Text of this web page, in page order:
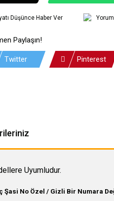
Düşünce Haber Ver
Paylaşın!
Twitter Pinterest
Uyumludur.
Şasi No Özel / Gizli Bir Numara